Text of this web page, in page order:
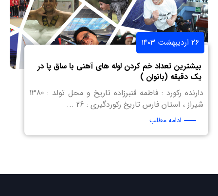
۲۶ اردیبهشت ۱۴۰۳
بیشترین تعداد خم کردن لوله های آهنی با ساق پا در
یک دقیقه (بانوان )
دارنده رکورد : فاطمه قنبرزاده تاریخ و محل تولد : 1380
شیراز ، استان فارس تاریخ رکوردگیری : 26 ...
ادامه مطلب